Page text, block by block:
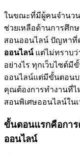
ในขณะที่มีผู้คนจำนวน
ช่วยเหลือด้านการศึก
สอนออนไลน์ ปัญหา
ออนไลน์แต่ไม่ทราบว่
อย่างไร ทุกเว็บไซต์มี
ออนไลน์แต่มีขั้นตอนบ
คุณต้องการทำงานที่ไ
สอนพิเศษออนไลน์ใน
ขั้นตอนแรกคือการ
ออนไลน์